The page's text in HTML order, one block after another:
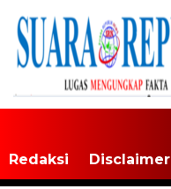
Redaksi Disclaimer